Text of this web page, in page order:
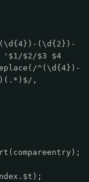
(\d{2})-
$2/$3 $4
^(\d{4})-
,